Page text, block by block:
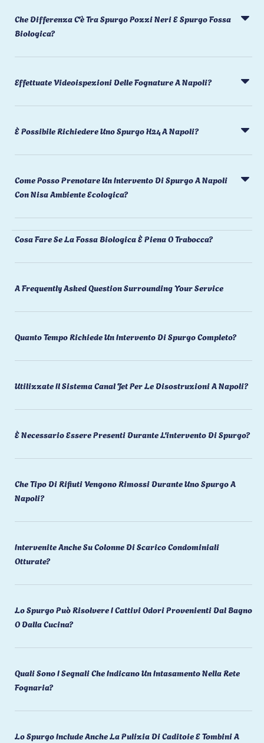
Che Differenza C'è Tra Spurgo Pozzi Neri E Spurgo Fossa
Biologica?
Effettuate Videoispezioni Delle Fognature A Napoli?
È Possibile Richiedere Uno Spurgo H24 A Napoli?
Come Posso Prenotare Un Intervento Di Spurgo A Napoli
Con Nisa Ambiente Ecologica?
Cosa Fare Se La Fossa Biologica È Piena O Trabocca?
A Frequently Asked Question Surrounding Your Service
Quanto Tempo Richiede Un Intervento Di Spurgo Completo?
Utilizzate Il Sistema Canal Jet Per Le Disostruzioni A Napoli?
È Necessario Essere Presenti Durante L'intervento Di Spurgo?
Che Tipo Di Rifiuti Vengono Rimossi Durante Uno Spurgo A
Napoli?
Intervenite Anche Su Colonne Di Scarico Condominiali
Otturate?
Lo Spurgo Può Risolvere I Cattivi Odori Provenienti Dal Bagno
O Dalla Cucina?
Quali Sono I Segnali Che Indicano Un Intasamento Nella Rete
Fognaria?
Lo Spurgo Include Anche La Pulizia Di Caditoie E Tombini A